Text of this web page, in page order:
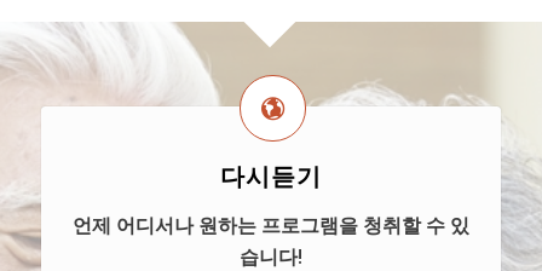
다시듣기
언제 어디서나 원하는 프로그램을 청취할 수 있
습니다!